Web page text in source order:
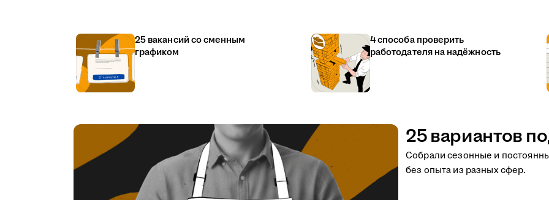
25 вакансий со сменным
графиком
4 способа проверить
работодателя на надёжность
25 вариантов
Собрали сезонные и
без опыта из разных сфер.